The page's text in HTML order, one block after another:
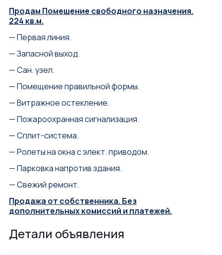
Продам Помещение свободного назначения.
224 кв.м.
— Первая линия.
— Запасной выход.
— Сан. узел.
— Помещение правильной формы.
— Витражное остекление.
— Пожароохранная сигнализация.
— Сплит-система.
— Ролеты на окна с элект. приводом.
— Парковка напротив здания.
— Свежий ремонт.
Продажа от собственника. Без
дополнительных комиссий и платежей.
Детали объявления